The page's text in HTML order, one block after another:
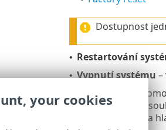
Dostupnost
• Restartování
• Vypnutí systému –
Lock
–
přístupu k jejím
vrátíte se zpět na
your cookies